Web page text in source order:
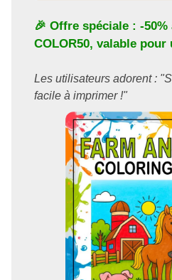
🎉 Offre spéciale : -50%
COLOR50, valable pour
Les utilisateurs adorent :
facile à imprimer !"